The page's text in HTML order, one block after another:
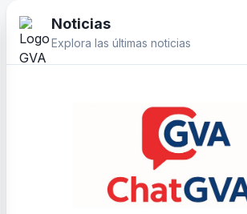
Noticias
Explora las últimas noticias